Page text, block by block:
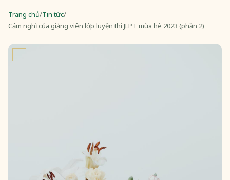
Trang chủ/Tin tức/
Cảm nghĩ của giảng viên lớp luyện thi JLPT mùa hè 2023 (phần 2)